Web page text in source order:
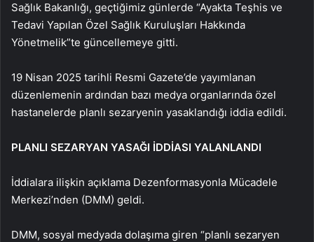
Sağlık Bakanlığı, geçtiğimiz günlerde “Ayakta Teşhis ve
Tedavi Yapılan Özel Sağlık Kuruluşları Hakkında
Yönetmelik”te güncellemeye gitti.
19 Nisan 2025 tarihli Resmi Gazete’de yayımlanan
düzenlemenin ardından bazı medya organlarında özel
hastanelerde planlı sezaryenin yasaklandığı iddia edildi.
PLANLI SEZARYAN YASAĞI İDDİASI YALANLANDI
İddialara ilişkin açıklama Dezenformasyonla Mücadele
Merkezi’nden (DMM) geldi.
DMM, sosyal medyada dolaşıma giren “planlı sezaryen